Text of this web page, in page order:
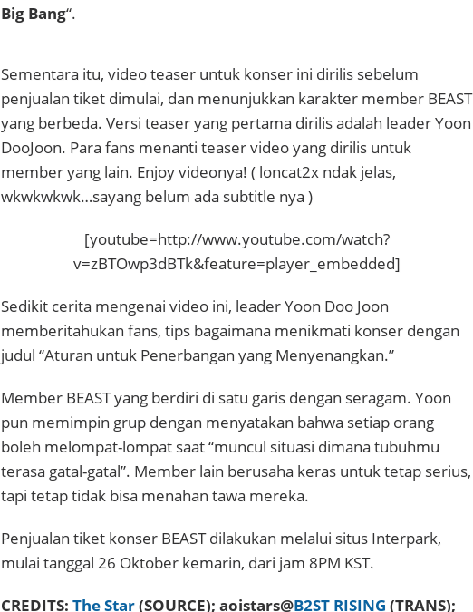
Big Bang“.
Sementara itu, video teaser untuk konser ini dirilis sebelum
penjualan tiket dimulai, dan menunjukkan karakter member BEAST
yang berbeda. Versi teaser yang pertama dirilis adalah leader Yoon
DooJoon. Para fans menanti teaser video yang dirilis untuk
member yang lain. Enjoy videonya! ( loncat2x ndak jelas,
wkwkwkwk…sayang belum ada subtitle nya )
[youtube=http://www.youtube.com/watch?
v=zBTOwp3dBTk&feature=player_embedded]
Sedikit cerita mengenai video ini, leader Yoon Doo Joon
memberitahukan fans, tips bagaimana menikmati konser dengan
judul “Aturan untuk Penerbangan yang Menyenangkan.”
Member BEAST yang berdiri di satu garis dengan seragam. Yoon
pun memimpin grup dengan menyatakan bahwa setiap orang
boleh melompat-lompat saat “muncul situasi dimana tubuhmu
terasa gatal-gatal”. Member lain berusaha keras untuk tetap serius,
tapi tetap tidak bisa menahan tawa mereka.
Penjualan tiket konser BEAST dilakukan melalui situs Interpark,
mulai tanggal 26 Oktober kemarin, dari jam 8PM KST.
CREDITS: The Star(SOURCE); aoistars@B2ST RISING (TRANS);